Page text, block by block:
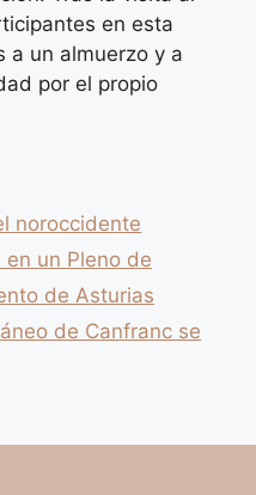
en esta
a un almuerzo y a
por el propio
noroccidente
un Pleno de
de Asturias
de Canfranc se